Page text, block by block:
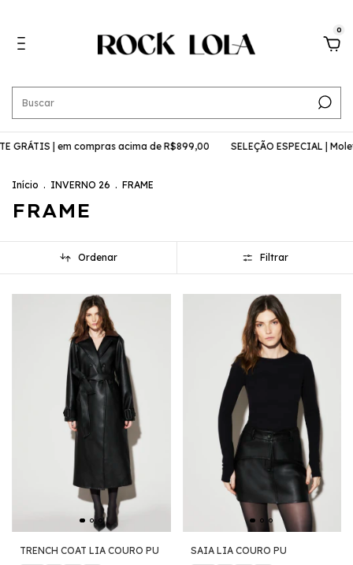
0
| em compras acima de R$899,00 SELEÇÃO ESPECIAL | Moletom
Início . INVERNO 26 . FRAME
FRAME
Ordenar Filtrar
TRENCH COAT LIA COURO PU
SAIA LIA COURO PU